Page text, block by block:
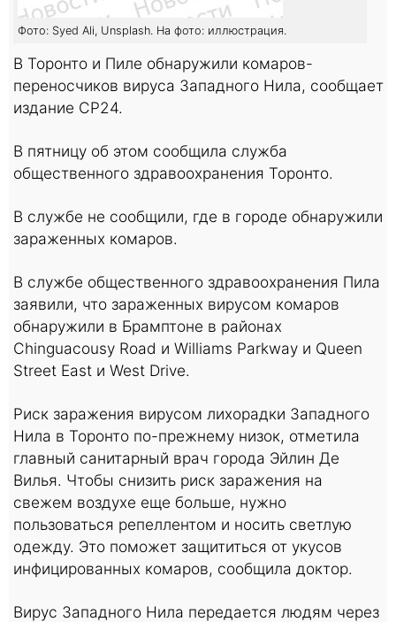
Фото: Syed Ali, Unsplash. На фото: иллюстрация.
В Торонто и Пиле обнаружили комаров-
переносчиков вируса Западного Нила, сообщает
издание CP24.
В пятницу об этом сообщила служба
общественного здравоохранения Торонто.
В службе не сообщили, где в городе обнаружили
зараженных комаров.
В службе общественного здравоохранения Пила
заявили, что зараженных вирусом комаров
обнаружили в Брамптоне в районах
Chinguacousy Road и Williams Parkway и Queen
Street East и West Drive.
Риск заражения вирусом лихорадки Западного
Нила в Торонто по-прежнему низок, отметила
главный санитарный врач города Эйлин Де
Вилья. Чтобы снизить риск заражения на
свежем воздухе еще больше, нужно
пользоваться репеллентом и носить светлую
одежду. Это поможет защититься от укусов
инфицированных комаров, сообщила доктор.
Вирус Западного Нила передается людям через